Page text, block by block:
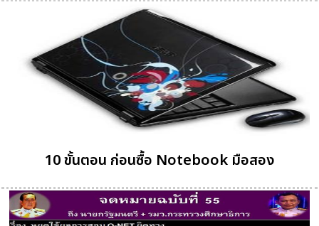
10 ขั้นตอน ก่อนซื้อ Notebook มือสอง